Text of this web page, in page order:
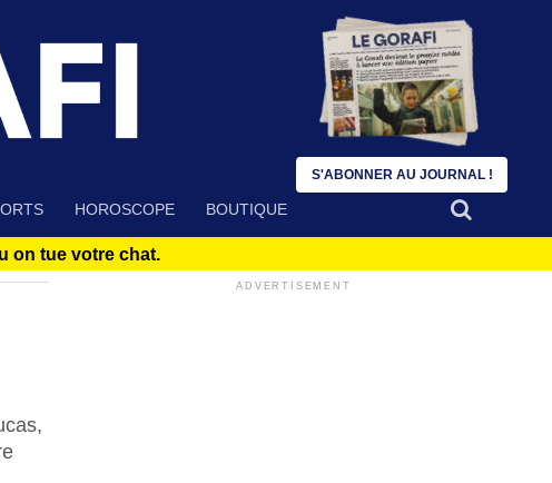
HOROSCOPE BOUTIQUE
on tue votre chat.
ADVERTISEMENT
S'ABONNER AU JOURNAL !